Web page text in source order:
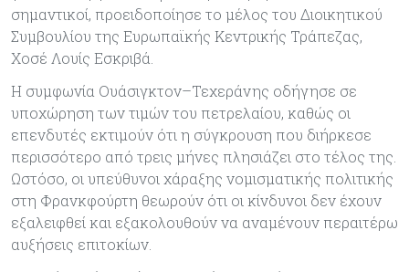
σημαντικοί, προειδοποίησε το μέλος του Διοικητικού
Συμβουλίου της Ευρωπαϊκής Κεντρικής Τράπεζας,
Χοσέ Λουίς Εσκριβά.
Η συμφωνία Ουάσιγκτον–Τεχεράνης οδήγησε σε
υποχώρηση των τιμών του πετρελαίου, καθώς οι
επενδυτές εκτιμούν ότι η σύγκρουση που διήρκεσε
περισσότερο από τρεις μήνες πλησιάζει στο τέλος της.
Ωστόσο, οι υπεύθυνοι χάραξης νομισματικής πολιτικής
στη Φρανκφούρτη θεωρούν ότι οι κίνδυνοι δεν έχουν
εξαλειφθεί και εξακολουθούν να αναμένουν περαιτέρω
αυξήσεις επιτοκίων.